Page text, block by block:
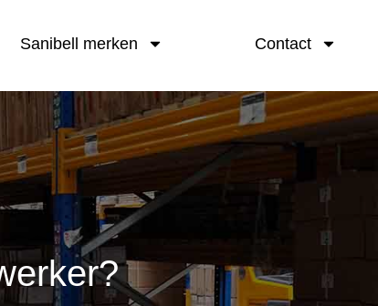
Sanibell merken Contact